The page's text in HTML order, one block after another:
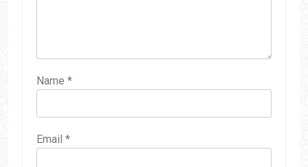
Name *
Email *